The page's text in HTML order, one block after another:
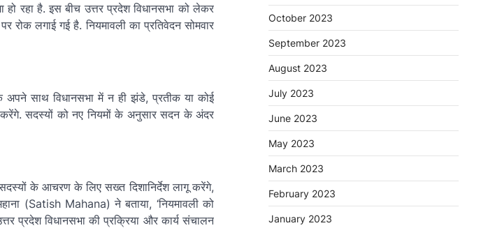
रहा है. इस बीच उत्तर प्रदेश विधानसभा को लेकर
लगाई गई है. नियमावली का प्रतिवेदन सोमवार
अपने साथ विधानसभा में न ही झंडे, प्रतीक या कोई
करेंगे. सदस्यों को नए नियमों के अनुसार सदन के अंदर
के आचरण के लिए सख्त दिशानिर्देश लागू करेंगे,
(Satish Mahana) ने बताया, ‘नियमावली को
प्रदेश विधानसभा की प्रक्रिया और कार्य संचालन
October 2023
September 2023
August 2023
July 2023
June 2023
May 2023
March 2023
February 2023
January 2023